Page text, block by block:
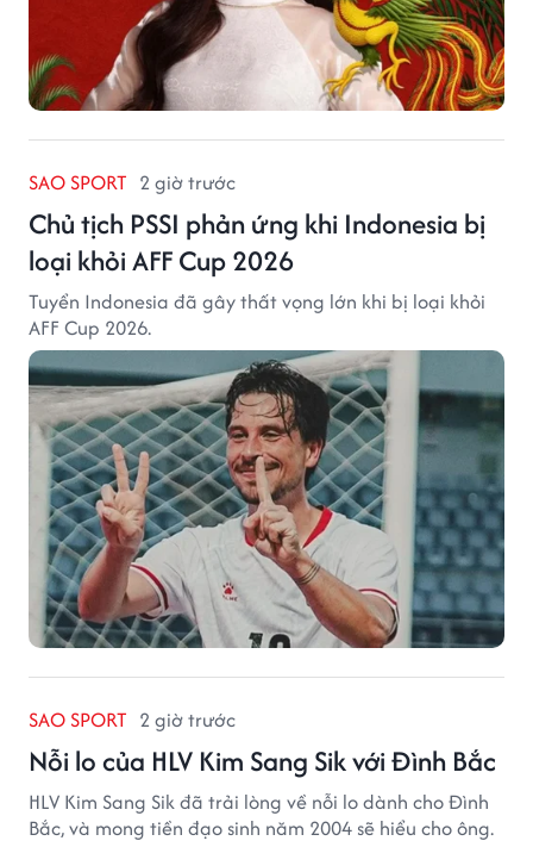
SAO SPORT 2 giờ trước
Chủ tịch PSSI phản ứng khi Indonesia bị
loại khỏi AFF Cup 2026
Tuyển Indonesia đã gây thất vọng lớn khi bị loại khỏi
AFF Cup 2026.
SAO SPORT 2 giờ trước
Nỗi lo của HLV Kim Sang Sik với Đình Bắc
HLV Kim Sang Sik đã trải lòng về nỗi lo dành cho Đình
Bắc, và mong tiền đạo sinh năm 2004 sẽ hiểu cho ông.